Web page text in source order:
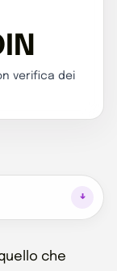
verifica dei
che